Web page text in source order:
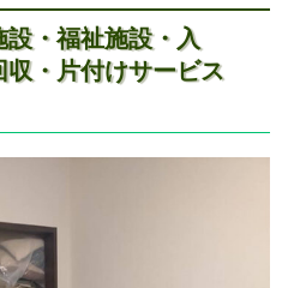
・福祉施設・入
・片付けサービス